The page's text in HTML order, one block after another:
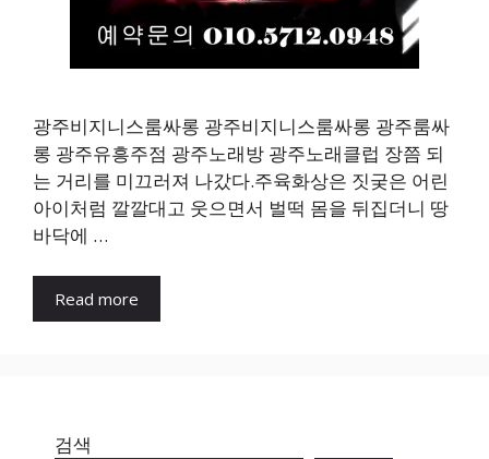
광주비지니스룸싸롱 광주비지니스룸싸롱 광주룸싸
롱 광주유흥주점 광주노래방 광주노래클럽 장쯤 되
는 거리를 미끄러져 나갔다.주육화상은 짓궂은 어린
아이처럼 깔깔대고 웃으면서 벌떡 몸을 뒤집더니 땅
바닥에 …
Read more
검색